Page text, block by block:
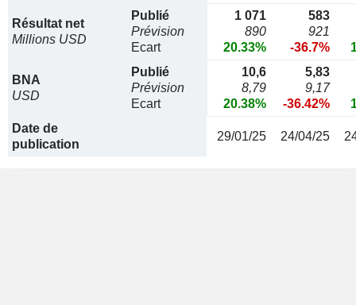
Résultat net
Millions USD
Publié
Prévision
Ecart
1 071
890
20.33%
583
921
-36.7%
BNA
USD
Publié
Prévision
Ecart
10,6
8,79
20.38%
5,83
9,17
-36.42%
Date de
publication
29/01/25 24/04/25